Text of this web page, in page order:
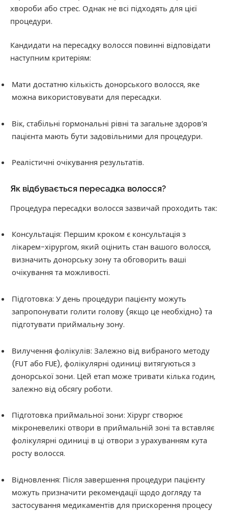
хвороби або стрес. Однак не всі підходять для цієї
процедури.
Кандидати на пересадку волосся повинні відповідати
наступним критеріям:
Мати достатню кількість донорського волосся, яке
можна використовувати для пересадки.
Вік, стабільні гормональні рівні та загальне здоров’я
пацієнта мають бути задовільними для процедури.
Реалістичні очікування результатів.
Як відбувається пересадка волосся?
Процедура пересадки волосся зазвичай проходить так:
Консультація: Першим кроком є консультація з
лікарем-хірургом, який оцінить стан вашого волосся,
визначить донорську зону та обговорить ваші
очікування та можливості.
Підготовка: У день процедури пацієнту можуть
запропонувати голити голову (якщо це необхідно) та
підготувати приймальну зону.
Вилучення фолікулів: Залежно від вибраного методу
(FUT або FUE), фолікулярні одиниці витягуються з
донорської зони. Цей етап може тривати кілька годин,
залежно від обсягу роботи.
Підготовка приймальної зони: Хірург створює
мікроневеликі отвори в приймальній зоні та вставляє
фолікулярні одиниці в ці отвори з урахуванням кута
росту волосся.
Відновлення: Після завершення процедури пацієнту
можуть призначити рекомендації щодо догляду та
застосування медикаментів для прискорення процесу